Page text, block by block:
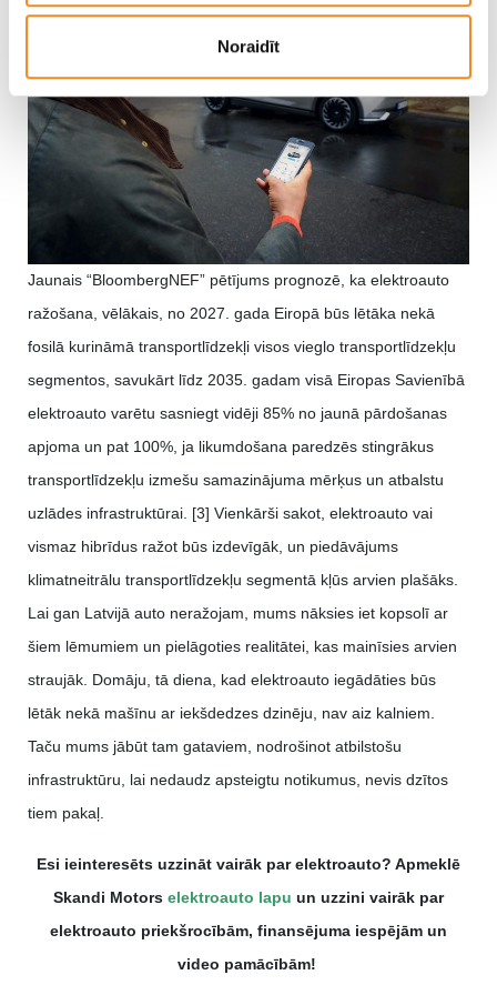
Noraidīt
Jaunais “BloombergNEF” pētījums prognozē, ka elektroauto
ražošana, vēlākais, no 2027. gada Eiropā būs lētāka nekā
fosilā kurināmā transportlīdzekļi visos vieglo transportlīdzekļu
segmentos, savukārt līdz 2035. gadam visā Eiropas Savienībā
elektroauto varētu sasniegt vidēji 85% no jaunā pārdošanas
apjoma un pat 100%, ja likumdošana paredzēs stingrākus
transportlīdzekļu izmešu samazinājuma mērķus un atbalstu
uzlādes infrastruktūrai. [3] Vienkārši sakot, elektroauto vai
vismaz hibrīdus ražot būs izdevīgāk, un piedāvājums
klimatneitrālu transportlīdzekļu segmentā kļūs arvien plašāks.
Lai gan Latvijā auto neražojam, mums nāksies iet kopsolī ar
šiem lēmumiem un pielāgoties realitātei, kas mainīsies arvien
straujāk. Domāju, tā diena, kad elektroauto iegādāties būs
lētāk nekā mašīnu ar iekšdedzes dzinēju, nav aiz kalniem.
Taču mums jābūt tam gataviem, nodrošinot atbilstošu
infrastruktūru, lai nedaudz apsteigtu notikumus, nevis dzītos
tiem pakaļ.
Esi ieinteresēts uzzināt vairāk par elektroauto? Apmeklē
Skandi Motors elektroauto lapu un uzzini vairāk par
elektroauto priekšrocībām, finansējuma iespējām un
video pamācībām!